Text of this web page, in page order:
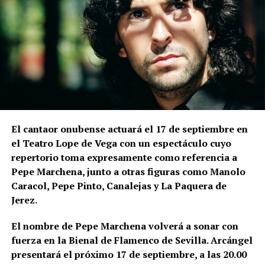
El cantaor onubense actuará el 17 de septiembre en
el Teatro Lope de Vega con un espectáculo cuyo
repertorio toma expresamente como referencia a
Pepe Marchena, junto a otras figuras como Manolo
Caracol, Pepe Pinto, Canalejas y La Paquera de
Jerez.
El nombre de Pepe Marchena volverá a sonar con
fuerza en la Bienal de Flamenco de Sevilla. Arcángel
presentará el próximo 17 de septiembre, a las 20.00